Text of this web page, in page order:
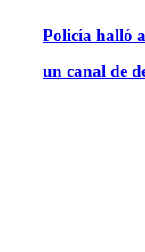
Policía halló
un canal de